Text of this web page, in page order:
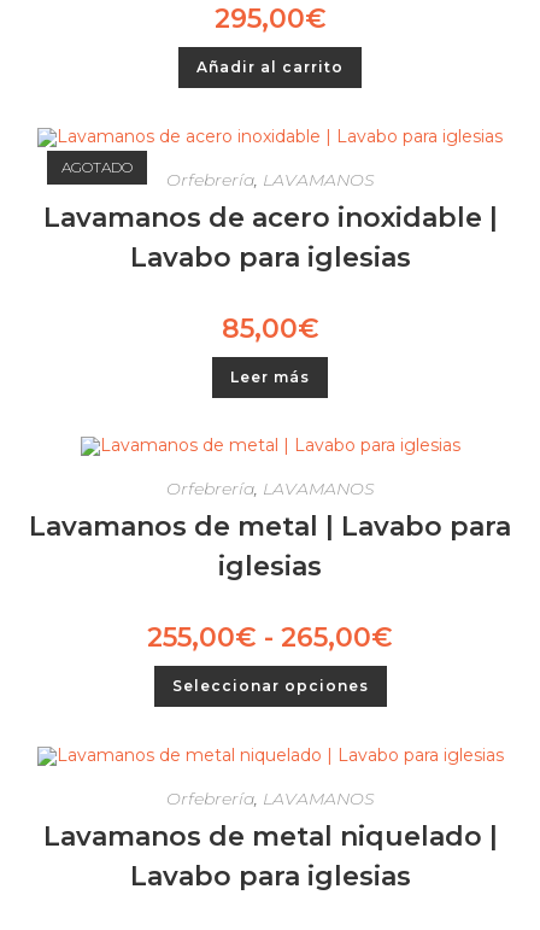
295,00€
Añadir al carrito
AGOTADO
Orfebrería, LAVAMANOS
Lavamanos de acero inoxidable |
Lavabo para iglesias
85,00€
Leer más
Orfebrería, LAVAMANOS
Lavamanos de metal | Lavabo para
iglesias
255,00€ - 265,00€
Seleccionar opciones
Orfebrería, LAVAMANOS
Lavamanos de metal niquelado |
Lavabo para iglesias